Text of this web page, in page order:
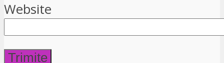
Website